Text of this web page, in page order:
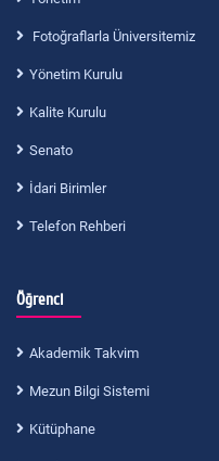
Fotoğraflarla Üniversitemiz
Yönetim Kurulu
Kalite Kurulu
Senato
İdari Birimler
Telefon Rehberi
Öğrenci
Akademik Takvim
Mezun Bilgi Sistemi
Kütüphane